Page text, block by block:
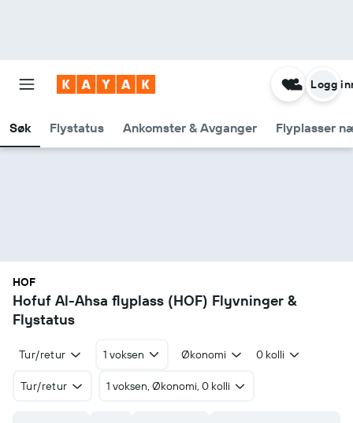
Søk Flystatus Ankomster & Avganger Flyplasser
Logg
HOF
Hofuf Al-Ahsa flyplass (HOF) Flyvninger &
Flystatus
Tur/retur 1 voksen Økonomi 0 kolli
Tur/retur 1 voksen, Økonomi, 0 kolli